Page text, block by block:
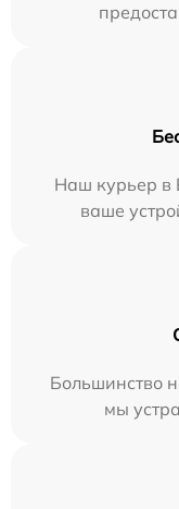
Наш курьер в
ваше
Большинство
мы